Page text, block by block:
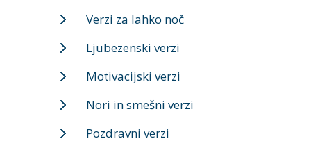
Verzi za lahko noč
Ljubezenski verzi
Motivacijski verzi
Nori in smešni verzi
Pozdravni verzi